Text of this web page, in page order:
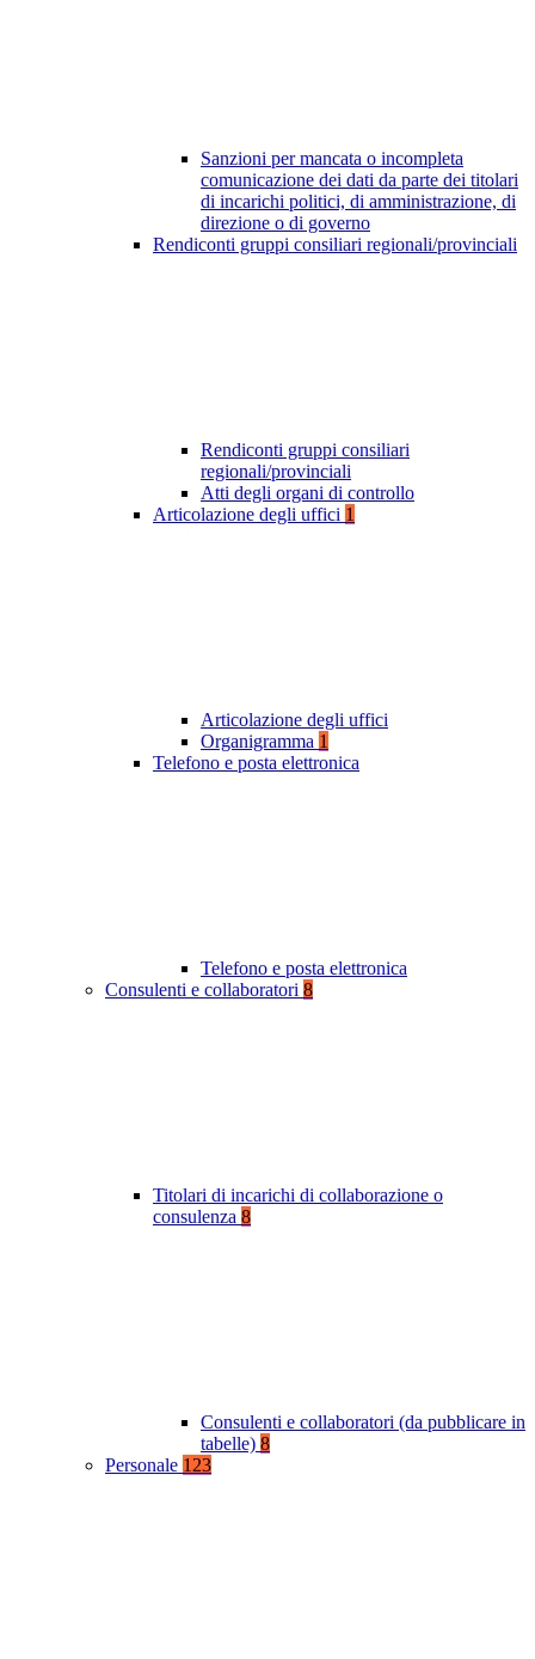
Sanzioni per mancata o incompleta
comunicazione dei dati da parte dei titolari
di incarichi politici, di amministrazione, di
direzione o di governo
Rendiconti gruppi consiliari regionali/provinciali
Rendiconti gruppi consiliari
regionali/provinciali
Atti degli organi di controllo
Articolazione degli uffici 1
Articolazione degli uffici
Organigramma 1
Telefono e posta elettronica
Telefono e posta elettronica
Consulenti e collaboratori 8
Titolari di incarichi di collaborazione o
consulenza 8
Consulenti e collaboratori (da pubblicare in
tabelle) 8
Personale 123